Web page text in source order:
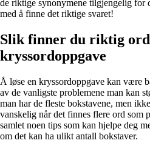
de riktige synonymene tilgjengelig
med å finne det riktige svaret!
Slik finner du riktig
kryssordoppgave
Å løse en kryssordoppgave kan være
av de vanligste problemene man kan
man har de fleste bokstavene, men
vanskelig når det finnes flere ord som
samlet noen tips som kan hjelpe deg
om det kan ha ulikt antall bokstaver.